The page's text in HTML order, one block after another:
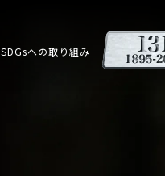
SDGsへの取り組み